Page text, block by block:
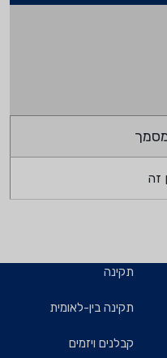
זה
תקינה
תקינה בין-לאומית
קבלנים ויזמים